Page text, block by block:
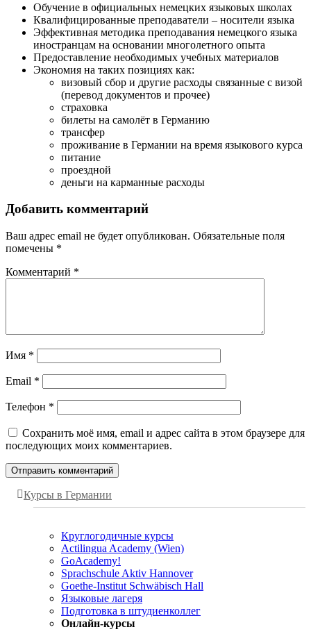
Обучение в официальных немецких языковых школах
Квалифицированные преподаватели – носители языка
Эффективная методика преподавания немецкого языка
иностранцам на основании многолетного опыта
Предоставление необходимых учебных материалов
Экономия на таких позициях как:
визовый сбор и другие расходы связанные с визой
(перевод документов и прочее)
страховка
билеты на самолёт в Германию
трансфер
проживание в Германии на время языкового курса
питание
проездной
деньги на карманные расходы
Добавить комментарий
Ваш адрес email не будет опубликован. Обязательные поля
помечены *
Комментарий *
Имя *
Email *
Телефон *
Сохранить моё имя, email и адрес сайта в этом браузере для
последующих моих комментариев.
Курсы в Германии
Круглогодичные курсы
Actilingua Academy (Wien)
GoAcademy!
Sprachschule Aktiv Hannover
Goethe-Institut Schwäbisch Hall
Языковые лагеря
Подготовка в штудиенколлег
Онлайн-курсы